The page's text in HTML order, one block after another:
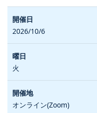
2026/10/6
火
オンライン(Zoom)